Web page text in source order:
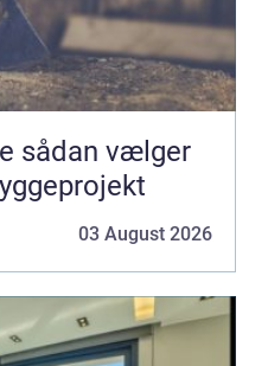
03 August 2026